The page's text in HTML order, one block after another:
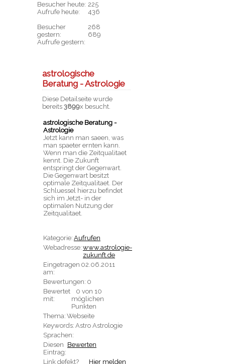
Besucher heute:
Aufrufe heute:
Besucher
gestern:
Aufrufe gestern:
225
436
268
689
astrologische
Beratung - Astrologie
Diese Detailseite wurde
bereits 3899x besucht.
astrologische Beratung -
Astrologie
Jetzt kann man saeen, was
man spaeter ernten kann.
Wenn man die Zeitqualitaet
kennt. Die Zukunft
entspringt der Gegenwart.
Die Gegenwart besitzt
optimale Zeitqualitaet. Der
Schluessel hierzu befindet
sich im Jetzt- in der
optimalen Nutzung der
Zeitqualitaet.
Kategorie: Aufrufen
Webadresse: www.astrologie-
zukunft.de
Eingetragen
am:
02.06.2011
Bewertungen: 0
Bewertet
mit:
0 von 10
möglichen
Punkten
Thema: Webseite
Keywords: Astro Astrologie
Sprachen:
Diesen
Eintrag:
Bewerten
Link defekt? Hier melden